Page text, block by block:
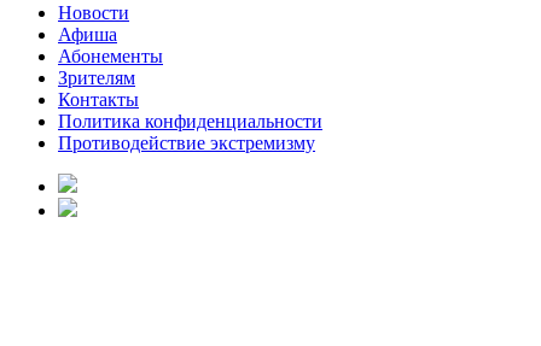
Новости
Афиша
Абонементы
Зрителям
Контакты
Политика конфиденциальности
Противодействие экстремизму